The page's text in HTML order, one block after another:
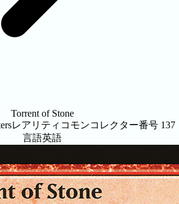
Torrent of Stone
レアリティ コモンコレクター番号137
言語英語